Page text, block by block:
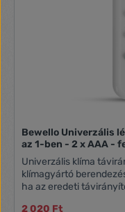
Bewello Univerzális
az 1-ben - 2 x AAA -
Univerzális klíma
klímagyártó
ha az eredeti
2 020 Ft